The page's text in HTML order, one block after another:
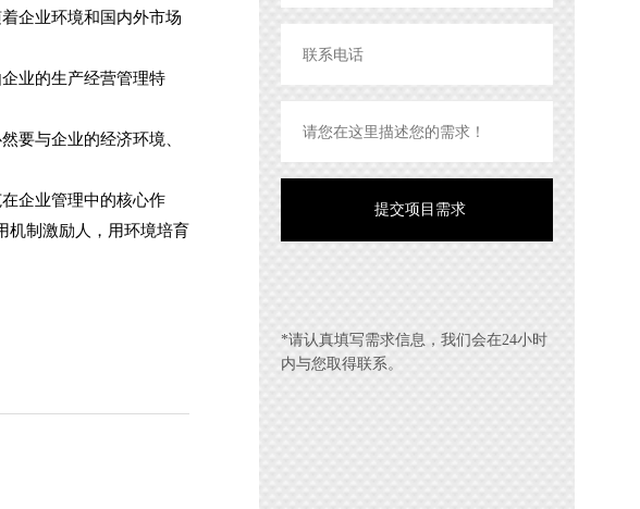
企业环境和国内外市场
业的生产经营管理特
要与企业的经济环境、
企业管理中的核心作
机制激励人，用环境培育
*请认真填写需求信息，我们会在24小时
内与您取得联系。